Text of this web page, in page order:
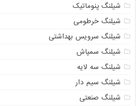
شیلنگ پنوماتیک
شیلنگ خرطومی
شیلنگ سرویس بهداشتی
شیلنگ سمپاش
شیلنگ سه لایه
شیلنگ سیم دار
شیلنگ صنعتی